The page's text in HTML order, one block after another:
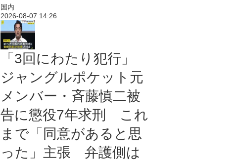
国内
2026-08-07 14:26
「3回にわたり犯行」
ジャングルポケット元
メンバー・斉藤慎二被
告に懲役7年求刑 これ
まで「同意があると思
った」主張 弁護側は